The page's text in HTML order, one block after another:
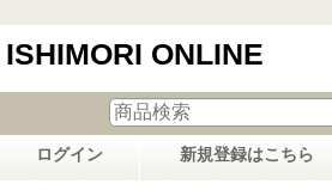
ISHIMORI ONLINE
ログイン 新規登録はこちら